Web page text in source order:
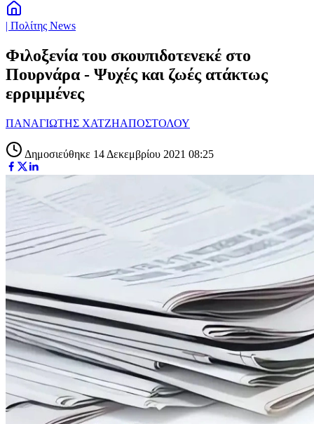
| Πολίτης News
Φιλοξενία του σκουπιδοτενεκέ στο
Πουρνάρα - Ψυχές και ζωές ατάκτως
ερριμμένες
ΠΑΝΑΓΙΩΤΗΣ ΧΑΤΖΗΑΠΟΣΤΟΛΟΥ
Δημοσιεύθηκε 14 Δεκεμβρίου 2021 08:25